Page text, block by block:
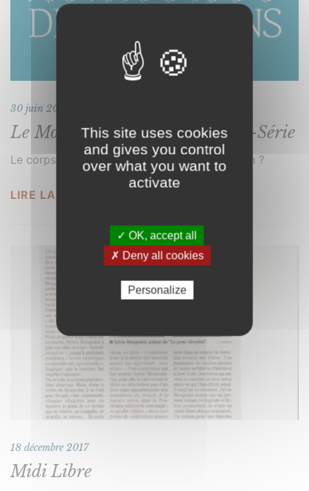
30 juin 2018
Le Monde des Religions – Hors-Série
Le corps et le sacré… Miroir ou ombre du divin ?
LIRE LA SUITE
18 décembre 2017
Midi Libre
This site uses cookies
and gives you control
over what you want to
activate
✓ OK, accept all
✗ Deny all cookies
Personalize